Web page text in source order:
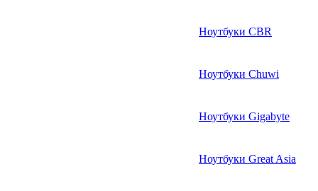
Ноутбуки CBR
Ноутбуки Chuwi
Ноутбуки Gigabyte
Ноутбуки Great Asia